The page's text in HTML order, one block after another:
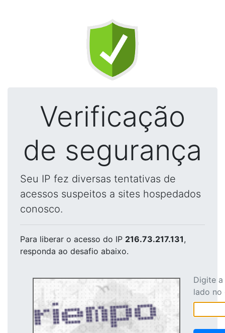
Verificação
de segurança
Seu IP fez diversas tentativas de
acessos suspeitos a sites hospedados
conosco.
Para liberar o acesso do IP 216.73.217.131,
responda ao desafio abaixo.
Digite
lado no